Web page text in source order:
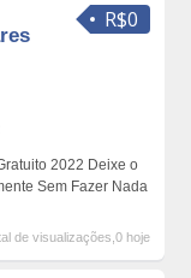
R$0
2022 Deixe o
Sem Fazer Nada
de visualizações,0 hoje